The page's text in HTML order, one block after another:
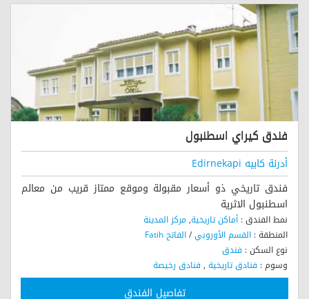
فندق كيراي اسطنبول
أدرنة كابيه Edirnekapi
فندق تاريخي ذو أسعار مقبولة وموقع ممتاز قريب من معالم
اسطنبول الاثرية
نمط الفندق : أماكن تاريخية, مركز المدينة
المنطقة : القسم الأوروبي/الفاتح Fatih
نوع السكن : فندق
وسوم : فنادق تاريخية , فنادق رخيصة
تفاصيل الفندق